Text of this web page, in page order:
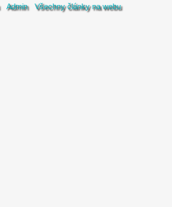
Admin Všechny články na webu